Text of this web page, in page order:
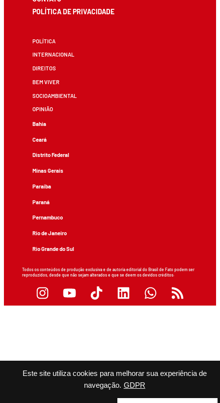
Este site utiliza cookies para melhorar sua experiência de
navegação. GDPR
POLÍTICA DE PRIVACIDADE
POLÍTICA
INTERNACIONAL
DIREITOS
BEM VIVER
SOCIOAMBIENTAL
OPINIÃO
Bahia
Ceará
Distrito Federal
Minas Gerais
Paraíba
Paraná
Pernambuco
Rio de Janeiro
Rio Grande do Sul
Todos os conteúdos de produção exclusiva e de autoria editorial do Brasil de Fato podem ser
reproduzidos, desde que não sejam alterados e que se deem os devidos créditos.